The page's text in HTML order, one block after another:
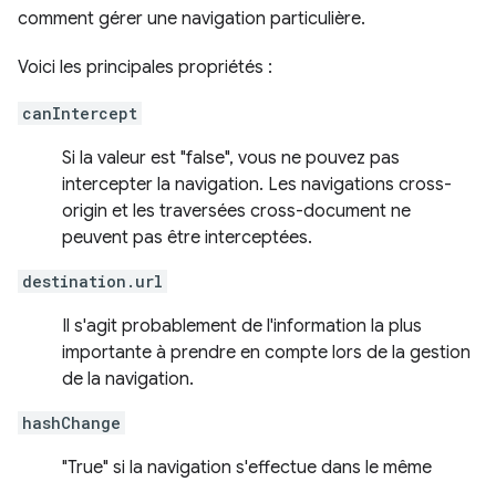
comment gérer une navigation particulière.
Voici les principales propriétés :
canIntercept
Si la valeur est "false", vous ne pouvez pas
intercepter la navigation. Les navigations cross-
origin et les traversées cross-document ne
peuvent pas être interceptées.
destination.url
Il s'agit probablement de l'information la plus
importante à prendre en compte lors de la gestion
de la navigation.
hashChange
"True" si la navigation s'effectue dans le même